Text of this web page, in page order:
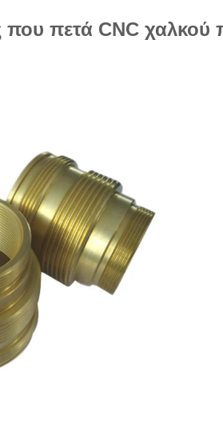
που πετά CNC